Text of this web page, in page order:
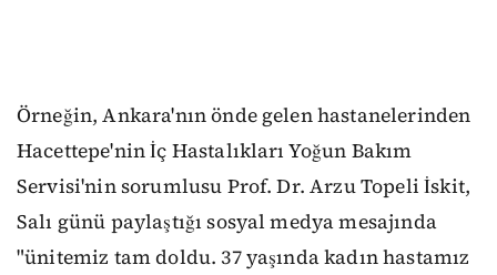
Örneğin, Ankara'nın önde gelen hastanelerinden
Hacettepe'nin İç Hastalıkları Yoğun Bakım
Servisi'nin sorumlusu Prof. Dr. Arzu Topeli İskit,
Salı günü paylaştığı sosyal medya mesajında
"ünitemiz tam doldu. 37 yaşında kadın hastamız